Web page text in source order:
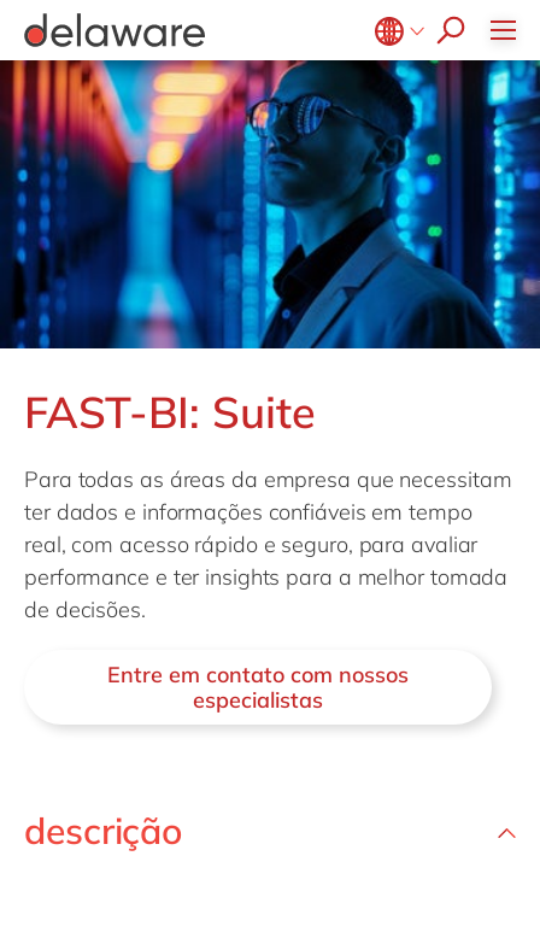
Belgium en
fr
Brazil
pt
China
en
France
fr
Germany
de
en
Hungary
hu
en
India
en
Malaysia
Netherlands
nl
Philippines
Singapore
USA & Canada
FAST-BI: Suite
Para todas as áreas da empresa que necessitam
ter dados e informações confiáveis em tempo
real, com acesso rápido e seguro, para avaliar
performance e ter insights para a melhor tomada
de decisões.
Entre em contato com nossos
especialistas
descrição